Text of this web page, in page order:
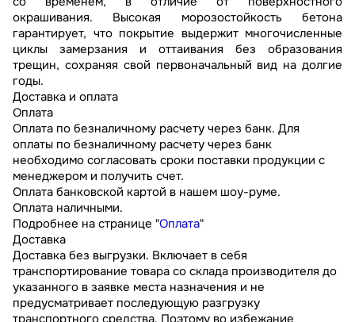
окрашивания. Высокая морозостойкость бетона
гарантирует, что покрытие выдержит многочисленные
циклы замерзания и оттаивания без образования
трещин, сохраняя свой первоначальный вид на долгие
годы.
Доставка и оплата
Оплата
Оплата по безналичному расчету через банк. Для
оплаты по безналичному расчету через банк
необходимо согласовать сроки поставки продукции с
менеджером и получить счет.
Оплата банковской картой в нашем шоу-руме.
Оплата наличными.
Подробнее на странице "Оплата"
Доставка
Доставка без выгрузки. Включает в себя
транспортирование товара со склада производителя до
указанного в заявке места назначения и не
предусматривает последующую разгрузку